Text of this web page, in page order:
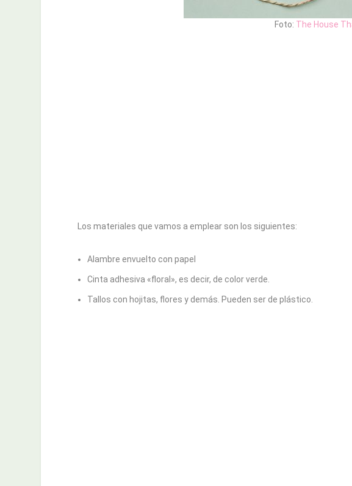
Foto: The House
Los materiales que vamos a emplear son los siguientes:
Alambre envuelto con papel
Cinta adhesiva «floral», es decir, de color verde.
Tallos con hojitas, flores y demás. Pueden ser de plástico.